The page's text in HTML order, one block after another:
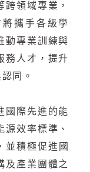
領域專業，
攜手各級學
動專業訓練與
務人才，提升
同。
國際先進的能
效率標準、
並積極促進國
及產業團體之